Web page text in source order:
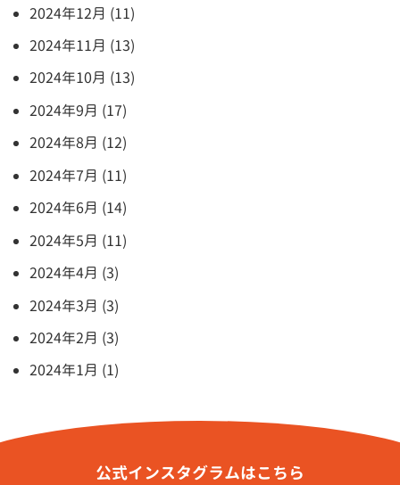
2024年12月 (11)
2024年11月 (13)
2024年10月 (13)
2024年9月 (17)
2024年8月 (12)
2024年7月 (11)
2024年6月 (14)
2024年5月 (11)
2024年4月 (3)
2024年3月 (3)
2024年2月 (3)
2024年1月 (1)
公式インスタグラムはこちら